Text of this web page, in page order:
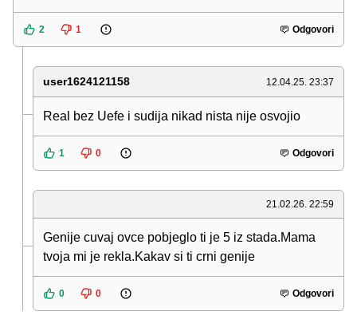
2 1 Odgovori
user1624121158 12.04.25. 23:37
Real bez Uefe i sudija nikad nista nije osvojio
1 0 Odgovori
21.02.26. 22:59
Genije cuvaj ovce pobjeglo ti je 5 iz stada.Mama
tvoja mi je rekla.Kakav si ti crni genije
0 0 Odgovori